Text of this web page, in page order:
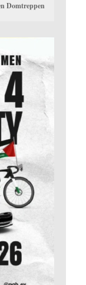
Domtreppen